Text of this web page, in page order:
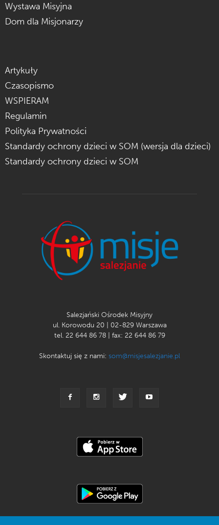
Wystawa Misyjna
Dom dla Misjonarzy
Artykuły
Czasopismo
WSPIERAM
Regulamin
Polityka Prywatności
Standardy ochrony dzieci w SOM (wersja dla dzieci)
Standardy ochrony dzieci w SOM
Salezjański Ośrodek Misyjny
ul. Korowodu 20 | 02-829 Warszawa
tel. 22 644 86 78 | fax: 22 644 86 79
Skontaktuj się z nami: som@misjesalezjanie.pl